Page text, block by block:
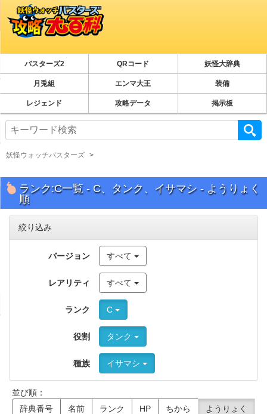
バスターズ2 QRコード 妖怪大辞典
月兎組 エンマ大王 装備
レジェンド 攻略データ 掲示板
妖怪ウォッチバスターズ
ランク:C一覧 - C、タンク、イサマシ - ようりょく
順
絞り込み
バージョン すべて
レアリティ すべて
ランク C
役割 タンク
種族 イサマシ
並び順：
辞典番号
名前 ランク HP ちから ようりょく